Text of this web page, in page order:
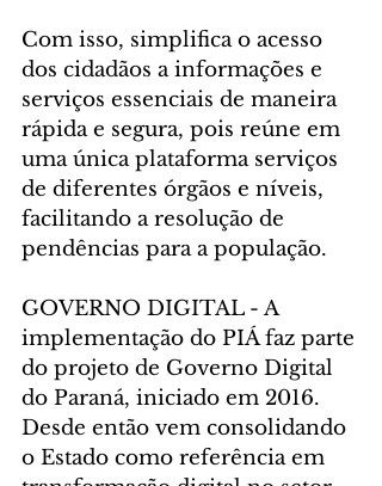
Com isso, simplifica o acesso
dos cidadãos a informações e
serviços essenciais de maneira
rápida e segura, pois reúne em
uma única plataforma serviços
de diferentes órgãos e níveis,
facilitando a resolução de
pendências para a população.
GOVERNO DIGITAL - A
implementação do PIÁ faz parte
do projeto de Governo Digital
do Paraná, iniciado em 2016.
Desde então vem consolidando
o Estado como referência em